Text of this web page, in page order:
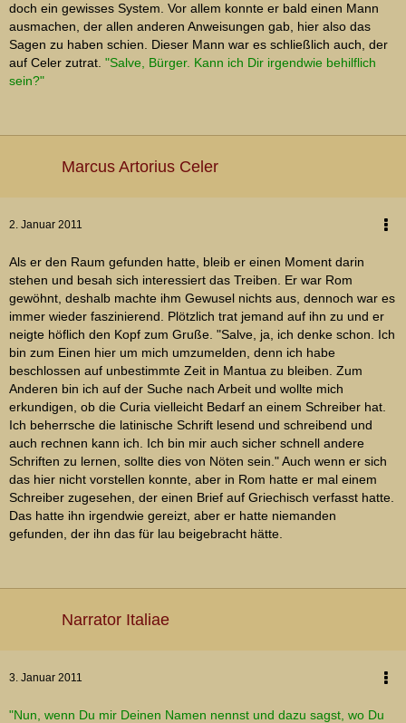
doch ein gewisses System. Vor allem konnte er bald einen Mann
ausmachen, der allen anderen Anweisungen gab, hier also das
Sagen zu haben schien. Dieser Mann war es schließlich auch, der
auf Celer zutrat. "Salve, Bürger. Kann ich Dir irgendwie behilflich
sein?"
Marcus Artorius Celer
2. Januar 2011
Als er den Raum gefunden hatte, bleib er einen Moment darin
stehen und besah sich interessiert das Treiben. Er war Rom
gewöhnt, deshalb machte ihm Gewusel nichts aus, dennoch war es
immer wieder faszinierend. Plötzlich trat jemand auf ihn zu und er
neigte höflich den Kopf zum Gruße. "Salve, ja, ich denke schon. Ich
bin zum Einen hier um mich umzumelden, denn ich habe
beschlossen auf unbestimmte Zeit in Mantua zu bleiben. Zum
Anderen bin ich auf der Suche nach Arbeit und wollte mich
erkundigen, ob die Curia vielleicht Bedarf an einem Schreiber hat.
Ich beherrsche die latinische Schrift lesend und schreibend und
auch rechnen kann ich. Ich bin mir auch sicher schnell andere
Schriften zu lernen, sollte dies von Nöten sein." Auch wenn er sich
das hier nicht vorstellen konnte, aber in Rom hatte er mal einem
Schreiber zugesehen, der einen Brief auf Griechisch verfasst hatte.
Das hatte ihn irgendwie gereizt, aber er hatte niemanden
gefunden, der ihn das für lau beigebracht hätte.
Narrator Italiae
3. Januar 2011
"Nun, wenn Du mir Deinen Namen nennst und dazu sagst, wo Du